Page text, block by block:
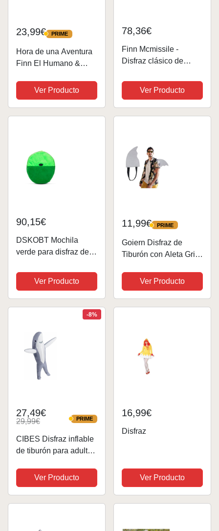
23,99€ PRIME
PRIME
Hora de una Aventura
Finn El Humano &
Billetera/Cartera Bi-
Fold ID & Tarjetero,
Blanco
Ver Producto
78,36€
Finn Mcmissile -
Disfraz clásico de
Ver Producto
90,15€
DSKOBT Mochila
verde para disfraz de
felpa verde lima, con
dibujos animados,
aventura humana, para
vacaciones, Verde,...
Ver Producto
11,99€ PRIME
PRIME
Goiern Disfraz de
Tiburón con Aleta Gris,
Fácil de Llevar para
Adultos, Cosplay, Talla
L
Ver Producto
-8%
27,49€
29,99€ PRIME
PRIME
CIBES Disfraz inflable
de tiburón para adulto
adulto disfraz tiburón
para Halloween
cosplay fiesta (Grey)
Ver Producto
16,99€
Disfraz
Ver Producto